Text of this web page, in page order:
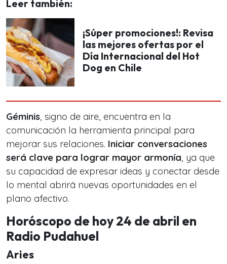
Leer también:
¡Súper promociones!: Revisa
las mejores ofertas por el
Día Internacional del Hot
Dog en Chile
Géminis, signo de aire, encuentra en la
comunicación la herramienta principal para
mejorar sus relaciones. Iniciar conversaciones
será clave para lograr mayor armonía, ya que
su capacidad de expresar ideas y conectar desde
lo mental abrirá nuevas oportunidades en el
plano afectivo.
Horóscopo de hoy 24 de abril en
Radio Pudahuel
Aries